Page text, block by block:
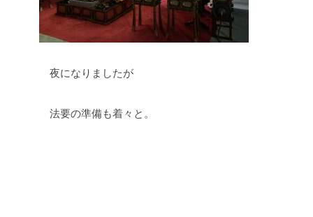
夜になりましたが
法要の準備も着々と。